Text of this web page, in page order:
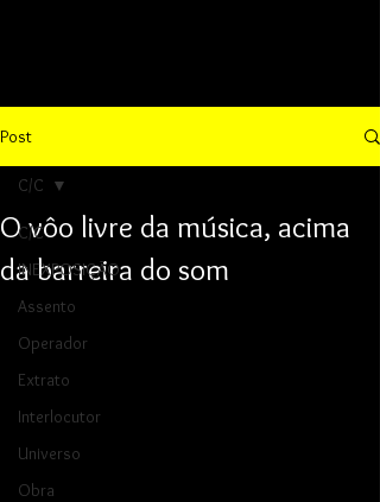
Post
C/C
INEXPOSIÇÃO
Assento
Operador
Extrato
Interlocutor
Universo
Obra
C/C
O vôo livre da música, acima
da barreira do som